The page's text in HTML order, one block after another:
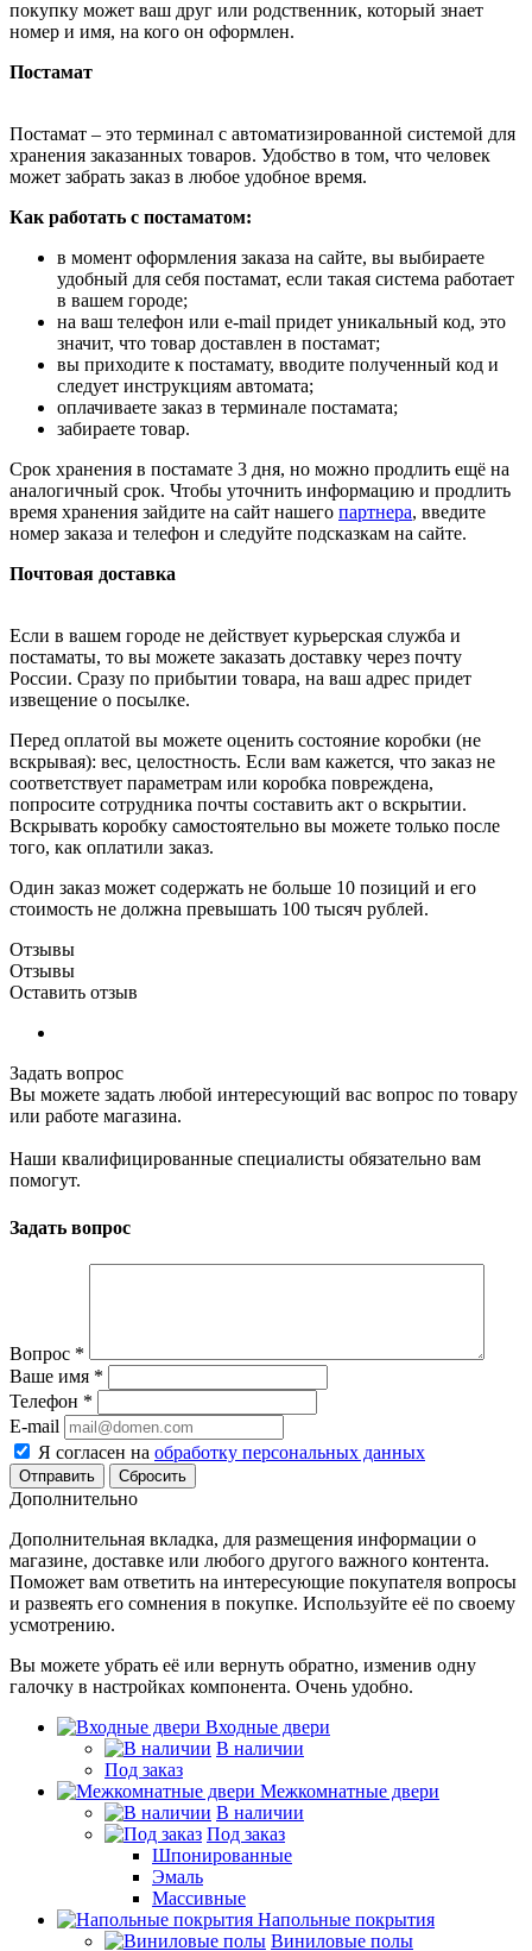
покупку может ваш друг или родственник, который знает
номер и имя, на кого он оформлен.
Постамат
Постамат – это терминал с автоматизированной системой для
хранения заказанных товаров. Удобство в том, что человек
может забрать заказ в любое удобное время.
Как работать с постаматом:
в момент оформления заказа на сайте, вы выбираете
удобный для себя постамат, если такая система работает
в вашем городе;
на ваш телефон или e-mail придет уникальный код, это
значит, что товар доставлен в постамат;
вы приходите к постамату, вводите полученный код и
следует инструкциям автомата;
оплачиваете заказ в терминале постамата;
забираете товар.
Срок хранения в постамате 3 дня, но можно продлить ещё на
аналогичный срок. Чтобы уточнить информацию и продлить
время хранения зайдите на сайт нашего партнера, введите
номер заказа и телефон и следуйте подсказкам на сайте.
Почтовая доставка
Если в вашем городе не действует курьерская служба и
постаматы, то вы можете заказать доставку через почту
России. Сразу по прибытии товара, на ваш адрес придет
извещение о посылке.
Перед оплатой вы можете оценить состояние коробки (не
вскрывая): вес, целостность. Если вам кажется, что заказ не
соответствует параметрам или коробка повреждена,
попросите сотрудника почты составить акт о вскрытии.
Вскрывать коробку самостоятельно вы можете только после
того, как оплатили заказ.
Один заказ может содержать не больше 10 позиций и его
стоимость не должна превышать 100 тысяч рублей.
Отзывы
Отзывы
Оставить отзыв
Задать вопрос
Вы можете задать любой интересующий вас вопрос по товару
или работе магазина.
Наши квалифицированные специалисты обязательно вам
помогут.
Задать вопрос
Вопрос *
Ваше имя *
Телефон *
E-mail
Я согласен на обработку персональных данных
Сбросить
Дополнительно
Дополнительная вкладка, для размещения информации о
магазине, доставке или любого другого важного контента.
Поможет вам ответить на интересующие покупателя вопросы
и развеять его сомнения в покупке. Используйте её по своему
усмотрению.
Вы можете убрать её или вернуть обратно, изменив одну
галочку в настройках компонента. Очень удобно.
Входные двери
В наличии
Под заказ
Межкомнатные двери
В наличии
Под заказ
Шпонированные
Эмаль
Массивные
Напольные покрытия
Виниловые полы